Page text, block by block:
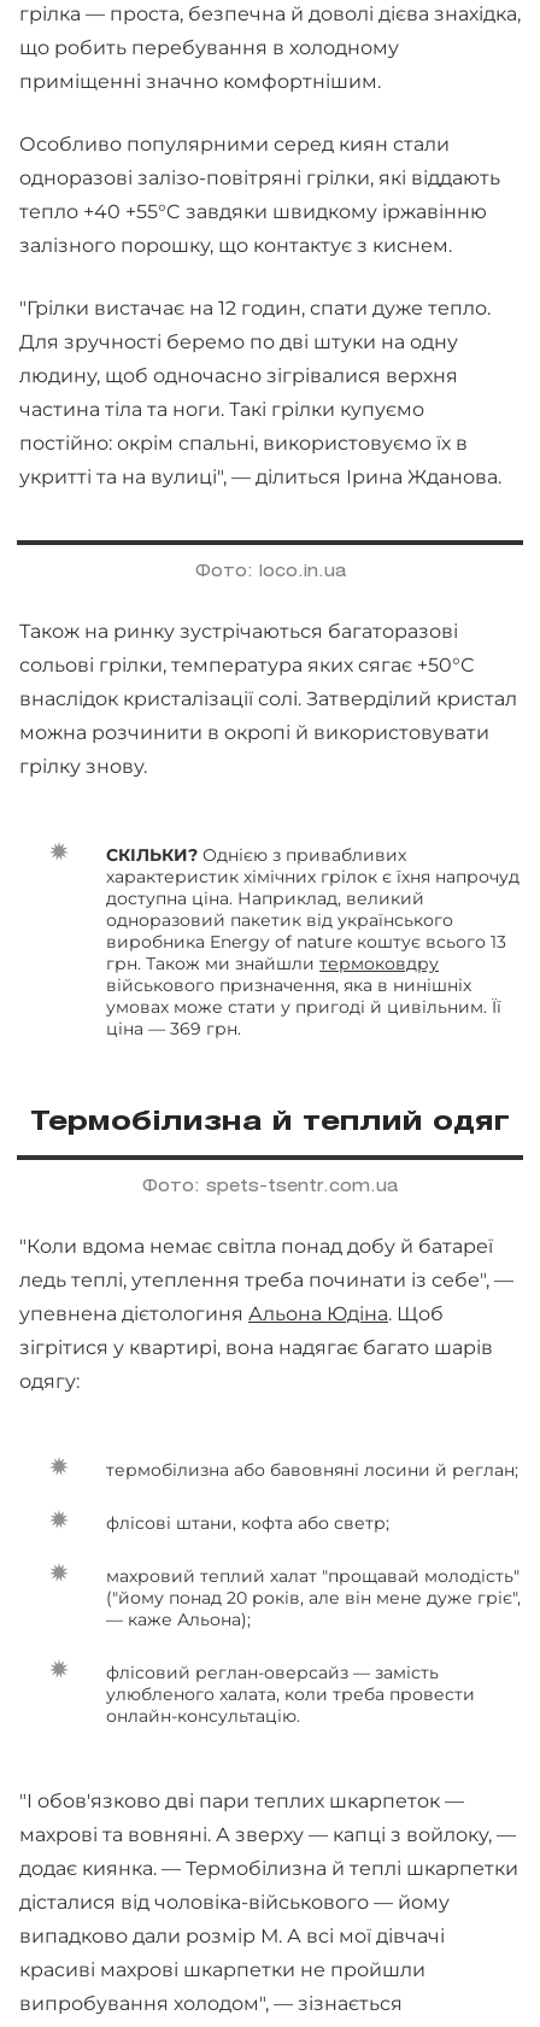
грілка — проста, безпечна й доволі дієва знахідка,
що робить перебування в холодному
приміщенні значно комфортнішим.
Особливо популярними серед киян стали
одноразові залізо-повітряні грілки, які віддають
тепло +40 +55°C завдяки швидкому іржавінню
залізного порошку, що контактує з киснем.
"Грілки вистачає на 12 годин, спати дуже тепло.
Для зручності беремо по дві штуки на одну
людину, щоб одночасно зігрівалися верхня
частина тіла та ноги. Такі грілки купуємо
постійно: окрім спальні, використовуємо їх в
укритті та на вулиці", — ділиться Ірина Жданова.
Фото: loco.in.ua
Також на ринку зустрічаються багаторазові
сольові грілки, температура яких сягає +50°С
внаслідок кристалізації солі. Затверділий кристал
можна розчинити в окропі й використовувати
грілку знову.
СКІЛЬКИ? Однією з привабливих
характеристик хімічних грілок є їхня напрочуд
доступна ціна. Наприклад, великий
одноразовий пакетик від українського
виробника Energy of nature коштує всього 13
грн. Також ми знайшли термоковдру
військового призначення, яка в нинішніх
умовах може стати у пригоді й цивільним. Її
ціна — 369 грн.
Термобілизна й теплий одяг
Фото: spets-tsentr.com.ua
"Коли вдома немає світла понад добу й батареї
ледь теплі, утеплення треба починати із себе", —
упевнена дієтологиня Альона Юдіна. Щоб
зігрітися у квартирі, вона надягає багато шарів
одягу:
термобілизна або бавовняні лосини й реглан;
флісові штани, кофта або светр;
махровий теплий халат "прощавай молодість"
("йому понад 20 років, але він мене дуже гріє",
— каже Альона);
флісовий реглан-оверсайз — замість
улюбленого халата, коли треба провести
онлайн-консультацію.
"І обов'язково дві пари теплих шкарпеток —
махрові та вовняні. А зверху — капці з войлоку, —
додає киянка. — Термобілизна й теплі шкарпетки
дісталися від чоловіка-військового — йому
випадково дали розмір М. А всі мої дівчачі
красиві махрові шкарпетки не пройшли
випробування холодом", — зізнається